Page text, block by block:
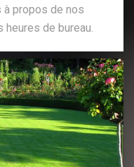
propos de nos
de bureau.